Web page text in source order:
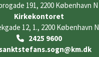
191, 2200 København N
Kirkekontoret
12, 1., 2200 København N
2425 9600